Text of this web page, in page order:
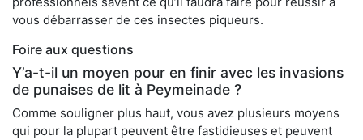
vous débarrasser de ces insectes piqueurs.
Foire aux questions
Y’a-t-il un moyen pour en finir avec les invasions
de punaises de lit à Peymeinade ?
Comme souligner plus haut, vous avez plusieurs moyens
qui pour la plupart peuvent être fastidieuses et peuvent